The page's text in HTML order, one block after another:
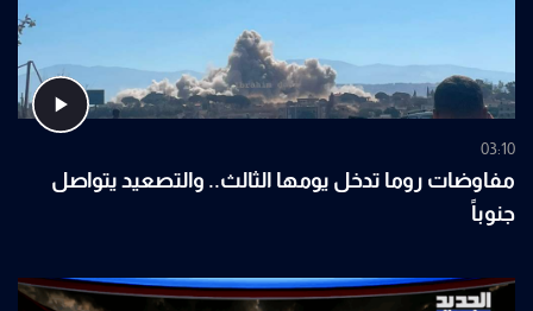
03:10
مفاوضات روما تدخل يومها الثالث.. والتصعيد يتواصل
جنوباً